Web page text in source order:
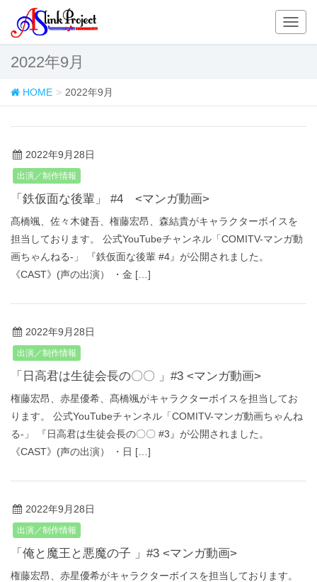
T
i
o
2022年9月
HOME 2022年9月
2022年9月28日
出演／制作情報
「鉄仮面な後輩」 #4 <マンガ動画>
髙橋颯、佐々木健吾、権藤宏昂、森結貴がキャラクターボイスを
担当しております。 公式YouTubeチャンネル「COMITV-マンガ動
画ちゃんねる‐」 『鉄仮面な後輩 #4』が公開されました。
《CAST》(声の出演） ・金 […]
2022年9月28日
出演／制作情報
「日高君は生徒会長の〇〇 」#3 <マンガ動画>
権藤宏昂、赤星優希、髙橋颯がキャラクターボイスを担当してお
ります。 公式YouTubeチャンネル「COMITV-マンガ動画ちゃんね
る‐」 『日高君は生徒会長の〇〇 #3』が公開されました。
《CAST》(声の出演） ・日 […]
2022年9月28日
出演／制作情報
「俺と魔王と悪魔の子 」#3 <マンガ動画>
権藤宏昂、赤星優希がキャラクターボイスを担当しております。